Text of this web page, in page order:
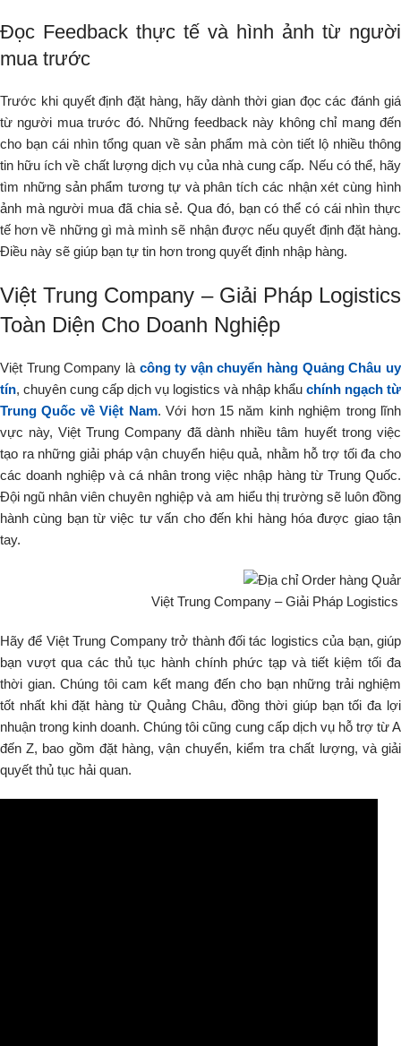
Đọc Feedback thực tế và hình ảnh từ người
mua trước
Trước khi quyết định đặt hàng, hãy dành thời gian đọc các đánh giá
từ người mua trước đó. Những feedback này không chỉ mang đến
cho bạn cái nhìn tổng quan về sản phẩm mà còn tiết lộ nhiều thông
tin hữu ích về chất lượng dịch vụ của nhà cung cấp. Nếu có thể, hãy
tìm những sản phẩm tương tự và phân tích các nhận xét cùng hình
ảnh mà người mua đã chia sẻ. Qua đó, bạn có thể có cái nhìn thực
tế hơn về những gì mà mình sẽ nhận được nếu quyết định đặt hàng.
Điều này sẽ giúp bạn tự tin hơn trong quyết định nhập hàng.
Việt Trung Company – Giải Pháp Logistics
Toàn Diện Cho Doanh Nghiệp
Việt Trung Company là công ty vận chuyển hàng Quảng Châu uy
tín, chuyên cung cấp dịch vụ logistics và nhập khẩu chính ngạch từ
Trung Quốc về Việt Nam. Với hơn 15 năm kinh nghiệm trong lĩnh
vực này, Việt Trung Company đã dành nhiều tâm huyết trong việc
tạo ra những giải pháp vận chuyển hiệu quả, nhằm hỗ trợ tối đa cho
các doanh nghiệp và cá nhân trong việc nhập hàng từ Trung Quốc.
Đội ngũ nhân viên chuyên nghiệp và am hiểu thị trường sẽ luôn đồng
hành cùng bạn từ việc tư vấn cho đến khi hàng hóa được giao tận
tay.
Việt Trung Company – Giải Pháp
Hãy để Việt Trung Company trở thành đối tác logistics của bạn, giúp
bạn vượt qua các thủ tục hành chính phức tạp và tiết kiệm tối đa
thời gian. Chúng tôi cam kết mang đến cho bạn những trải nghiệm
tốt nhất khi đặt hàng từ Quảng Châu, đồng thời giúp bạn tối đa lợi
nhuận trong kinh doanh. Chúng tôi cũng cung cấp dịch vụ hỗ trợ từ A
đến Z, bao gồm đặt hàng, vận chuyển, kiểm tra chất lượng, và giải
quyết thủ tục hải quan.